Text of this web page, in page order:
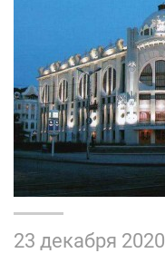
23 декабря 2020